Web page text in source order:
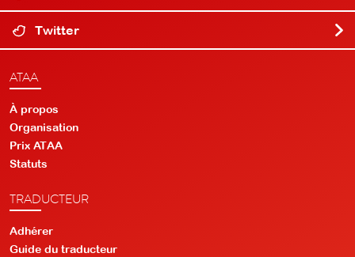
Twitter
ATAA
À propos
Organisation
Prix ATAA
Statuts
TRADUCTEUR
Adhérer
Guide du traducteur